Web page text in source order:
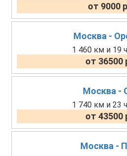
от 9000
Москва -
1 460 км и 19
от 36500
Москва -
1 740 км и 23
от 43500
Москва -